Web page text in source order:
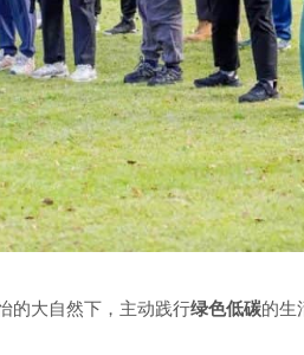
的大自然下，主动践行绿色低碳的生